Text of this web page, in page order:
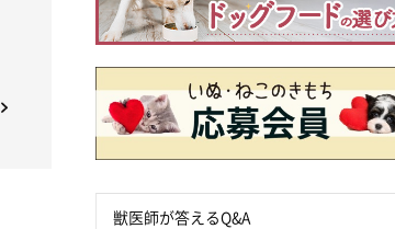
獣医師が答えるQ&A